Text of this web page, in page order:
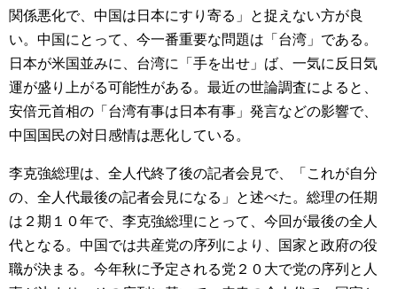
関係悪化で、中国は日本にすり寄る」と捉えない方が良
い。中国にとって、今一番重要な問題は「台湾」である。
日本が米国並みに、台湾に「手を出せ」ば、一気に反日気
運が盛り上がる可能性がある。最近の世論調査によると、
安倍元首相の「台湾有事は日本有事」発言などの影響で、
中国国民の対日感情は悪化している。
李克強総理は、全人代終了後の記者会見で、「これが自分
の、全人代最後の記者会見になる」と述べた。総理の任期
は２期１０年で、李克強総理にとって、今回が最後の全人
代となる。中国では共産党の序列により、国家と政府の役
職が決まる。今年秋に予定される党２０大で党の序列と人